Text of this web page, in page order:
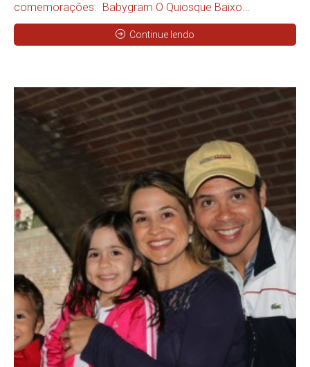
comemorações. Babygram O Quiosque Baixo...
Continue lendo